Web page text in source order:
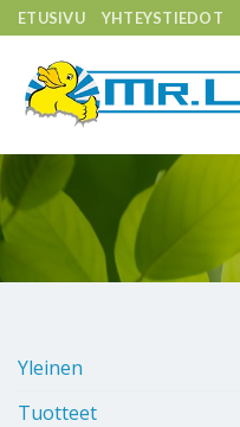
Skip
to
content
ETUSIVU YHTEYSTIEDOT
Yleinen
Tuotteet